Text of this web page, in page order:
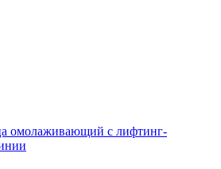
омолаживающий с лифтинг-